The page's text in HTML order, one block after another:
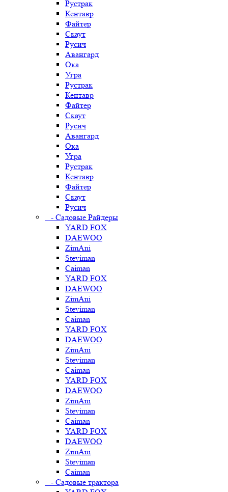
Рустрак
Кентавр
Файтер
Скаут
Русич
Авангард
Ока
Угра
Рустрак
Кентавр
Файтер
Скаут
Русич
Авангард
Ока
Угра
Рустрак
Кентавр
Файтер
Скаут
Русич
- Садовые Райдеры
YARD FOX
DAEWOO
ZimAni
Steviman
Caiman
YARD FOX
DAEWOO
ZimAni
Steviman
Caiman
YARD FOX
DAEWOO
ZimAni
Steviman
Caiman
YARD FOX
DAEWOO
ZimAni
Steviman
Caiman
YARD FOX
DAEWOO
ZimAni
Steviman
Caiman
- Садовые трактора